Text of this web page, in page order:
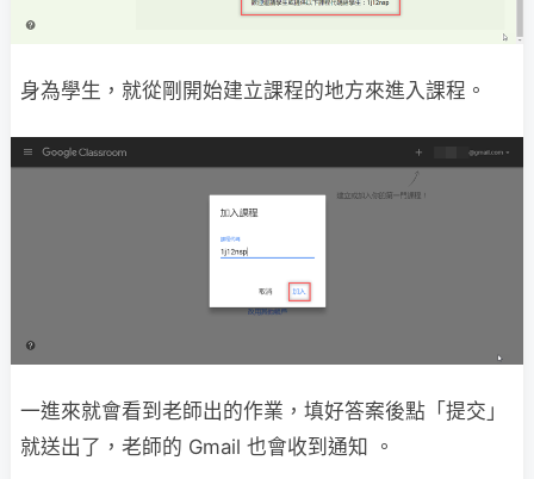
身為學生，就從剛開始建立課程的地方來進入課程。
一進來就會看到老師出的作業，填好答案後點「提交」
就送出了，老師的 Gmail 也會收到通知 。